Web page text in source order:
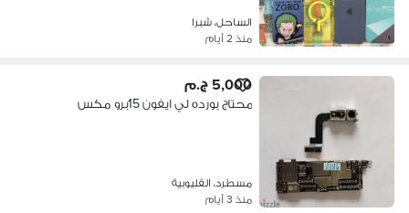
الساحل، شبرا
منذ 2 أيام
5,000 ج.م
محتاج بورده لي ايفون 15برو مكس
مسطرد، القليوبية
منذ 3 أيام